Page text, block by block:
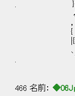
. }ゝ--
√ ７ ,: :
， / ，
{ ./ .，:
|{' ，: :
､ ﾉ: :
. ＼ イ:
} | : : :
466 名前：